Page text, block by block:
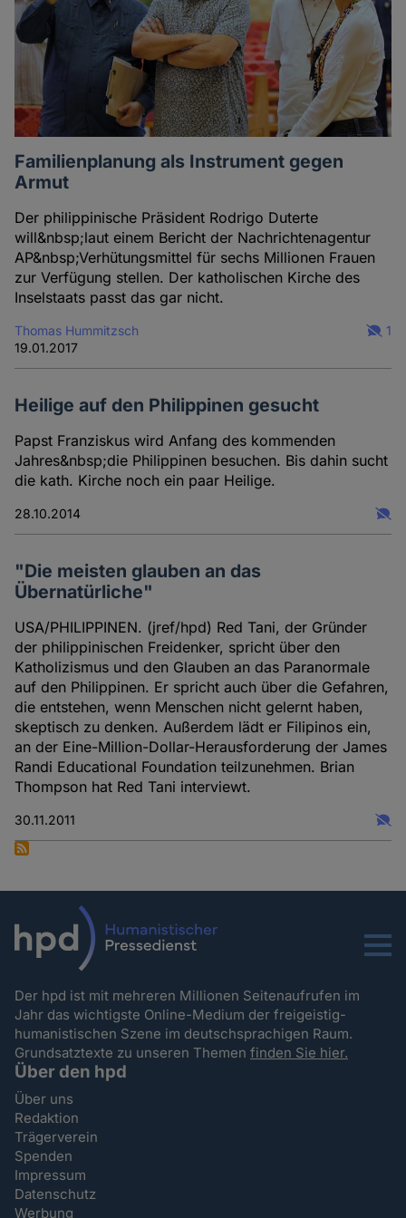
Familienplanung als Instrument gegen
Armut
Der philippinische Präsident Rodrigo Duterte
will&nbsp;laut einem Bericht der Nachrichtenagentur
AP&nbsp;Verhütungsmittel für sechs Millionen Frauen
zur Verfügung stellen. Der katholischen Kirche des
Inselstaats passt das gar nicht.
Thomas Hummitzsch
19.01.2017
1
Heilige auf den Philippinen gesucht
Papst Franziskus wird Anfang des kommenden
Jahres&nbsp;die Philippinen besuchen. Bis dahin sucht
die kath. Kirche noch ein paar Heilige.
28.10.2014
"Die meisten glauben an das
Übernatürliche"
USA/PHILIPPINEN. (jref/hpd) Red Tani, der Gründer
der philippinischen Freidenker, spricht über den
Katholizismus und den Glauben an das Paranormale
auf den Philippinen. Er spricht auch über die Gefahren,
die entstehen, wenn Menschen nicht gelernt haben,
skeptisch zu denken. Außerdem lädt er Filipinos ein,
an der Eine-Million-Dollar-Herausforderung der James
Randi Educational Foundation teilzunehmen. Brian
Thompson hat Red Tani interviewt.
30.11.2011
Menu
Der hpd ist mit mehreren Millionen Seitenaufrufen im
Jahr das wichtigste Online-Medium der freigeistig-
humanistischen Szene im deutschsprachigen Raum.
Grundsatztexte zu unseren Themenfinden Sie hier.
Über den hpd
Über uns
Redaktion
Trägerverein
Spenden
Impressum
Datenschutz
Werbung